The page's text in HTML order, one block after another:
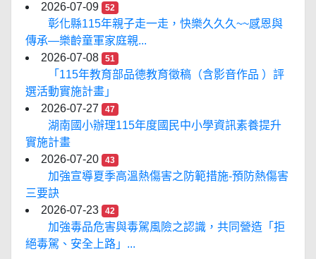
2026-07-09
52
彰化縣115年親子走一走，快樂久久久~~感恩與
傳承—樂齡童軍家庭親...
2026-07-08
51
「115年教育部品德教育徵稿（含影音作品 ）評
選活動實施計畫」
2026-07-27
47
湖南國小辦理115年度國民中小學資訊素養提升
實施計畫
2026-07-20
43
加強宣導夏季高溫熱傷害之防範措施-預防熱傷害
三要訣
2026-07-23
42
加強毒品危害與毒駕風險之認識，共同營造「拒
絕毒駕、安全上路」...